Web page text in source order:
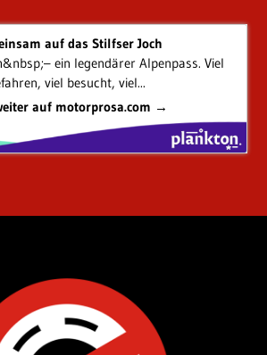
auf das Stilfser Joch
ein legendärer Alpenpass. Viel
viel besucht, viel...
auf motorprosa.com →